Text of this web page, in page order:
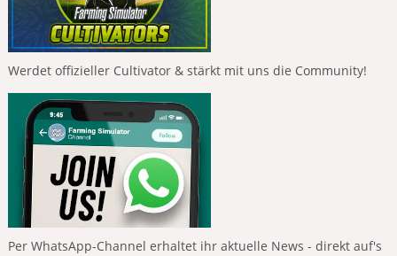
Werdet offizieller Cultivator & stärkt mit uns die Community!
Per WhatsApp-Channel erhaltet ihr aktuelle News - direkt auf's